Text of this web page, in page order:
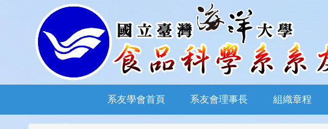
區
系友學會首頁 系友會理事長 組織章程